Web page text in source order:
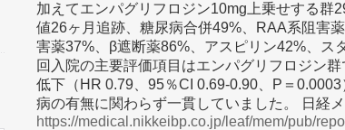
加えてエンパグリフロジン10mg上乗せする群
値26ヶ月追跡、糖尿病合併49%、RAA系阻害
害薬37%、β遮断薬86%、アスピリン42%、ス
回入院の主要評価項目はエンパグリフロジン
低下（HR 0.79、95％CI 0.69-0.90、P＝
病の有無に関わらず一貫していました。 日経
https://medical.nikkeibp.co.jp/leaf/mem/pub/